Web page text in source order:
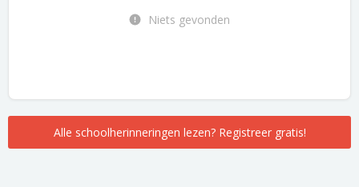
Niets gevonden
Alle schoolherinneringen lezen? Registreer gratis!